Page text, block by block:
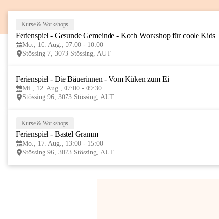
Kurse & Workshops
Ferienspiel - Gesunde Gemeinde - Koch Workshop für coole Kids
Mo., 10. Aug., 07:00 - 10:00
Stössing 7, 3073 Stössing, AUT
Ferienspiel - Die Bäuerinnen - Vom Küken zum Ei
Mi., 12. Aug., 07:00 - 09:30
Stössing 96, 3073 Stössing, AUT
Kurse & Workshops
Ferienspiel - Bastel Gramm
Mo., 17. Aug., 13:00 - 15:00
Stössing 96, 3073 Stössing, AUT